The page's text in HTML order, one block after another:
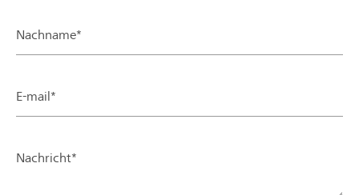
Nachname*
E-mail*
Nachricht*